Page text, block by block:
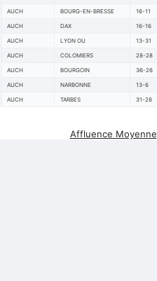
AUCH BOURG-EN-BRESSE 16-11
AUCH DAX 16-16
AUCH LYON OU 13-31
AUCH COLOMIERS 28-28
AUCH BOURGOIN 36-26
AUCH NARBONNE 13-6
AUCH TARBES 31-28
Affluence Moyenne